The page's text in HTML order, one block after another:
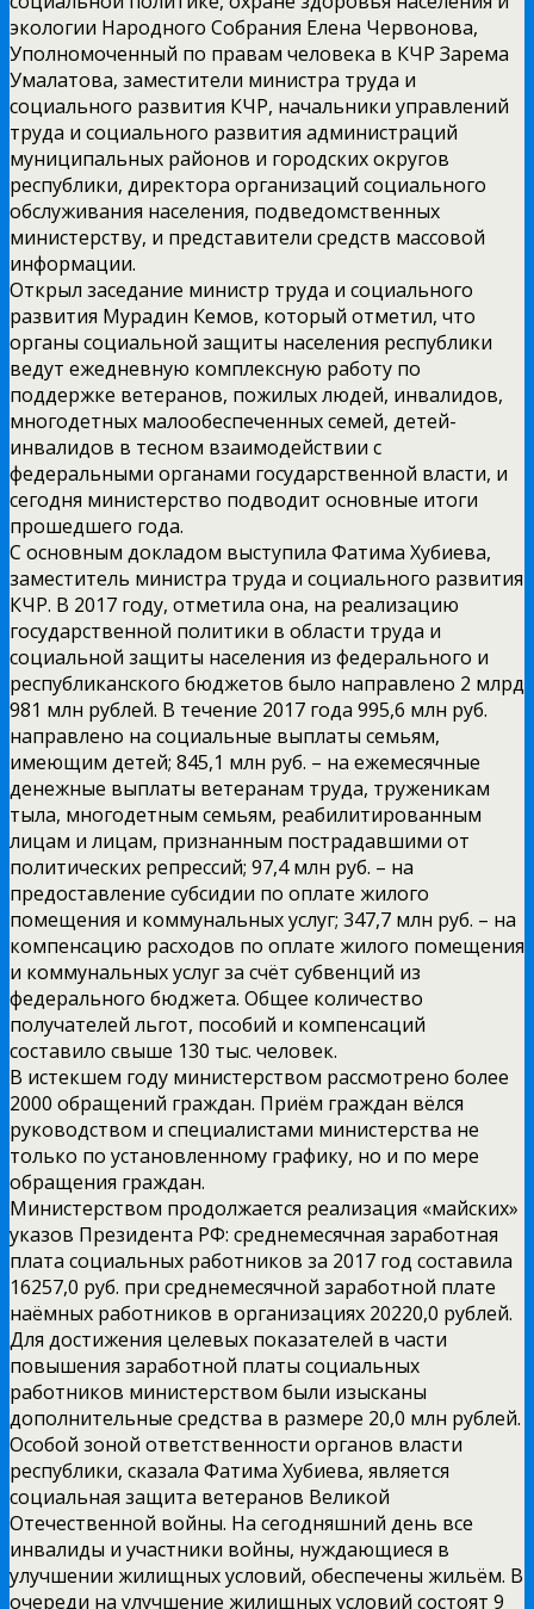
экологии Народного Собрания Елена Червонова,
Уполномоченный по правам человека в КЧР Зарема
Умалатова, заместители министра труда и
социального развития КЧР, начальники управлений
труда и социального развития администраций
муниципальных районов и городских округов
республики, директора организаций социального
обслуживания населения, подведомственных
министерству, и представители средств массовой
информации.
Открыл заседание министр труда и социального
развития Мурадин Кемов, который отметил, что
органы социальной защиты населения республики
ведут ежедневную комплексную работу по
поддержке ветеранов, пожилых людей, инвалидов,
многодетных малообеспеченных семей, детей-
инвалидов в тесном взаимодействии с
федеральными органами государственной власти, и
сегодня министерство подводит основные итоги
прошедшего года.
С основным докладом выступила Фатима Хубиева,
заместитель министра труда и социального развития
КЧР. В 2017 году, отметила она, на реализацию
государственной политики в области труда и
социальной защиты населения из федерального и
республиканского бюджетов было направлено 2 млрд
981 млн рублей. В течение 2017 года 995,6 млн руб.
направлено на социальные выплаты семьям,
имеющим детей; 845,1 млн руб. – на ежемесячные
денежные выплаты ветеранам труда, труженикам
тыла, многодетным семьям, реабилитированным
лицам и лицам, признанным пострадавшими от
политических репрессий; 97,4 млн руб. – на
предоставление субсидии по оплате жилого
помещения и коммунальных услуг; 347,7 млн руб. – на
компенсацию расходов по оплате жилого помещения
и коммунальных услуг за счёт субвенций из
федерального бюджета. Общее количество
получателей льгот, пособий и компенсаций
составило свыше 130 тыс. человек.
В истекшем году министерством рассмотрено более
2000 обращений граждан. Приём граждан вёлся
руководством и специалистами министерства не
только по установленному графику, но и по мере
обращения граждан.
Министерством продолжается реализация «майских»
указов Президента РФ: среднемесячная заработная
плата социальных работников за 2017 год составила
16257,0 руб. при среднемесячной заработной плате
наёмных работников в организациях 20220,0 рублей.
Для достижения целевых показателей в части
повышения заработной платы социальных
работников министерством были изысканы
дополнительные средства в размере 20,0 млн рублей.
Особой зоной ответственности органов власти
республики, сказала Фатима Хубиева, является
социальная защита ветеранов Великой
Отечественной войны. На сегодняшний день все
инвалиды и участники войны, нуждающиеся в
улучшении жилищных условий, обеспечены жильём. В
очереди на улучшение жилищных условий состоят 9